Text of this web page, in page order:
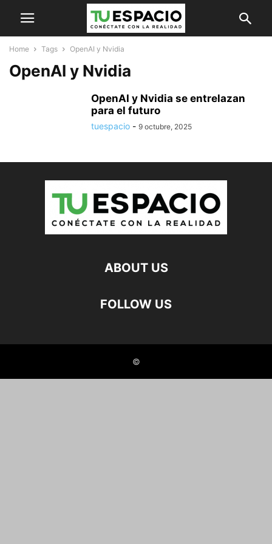
Home Tags OpenAI y Nvidia
OpenAI y Nvidia
OpenAI y Nvidia se entrelazan
para el futuro
tuespacio - 9 octubre, 2025
ABOUT US
FOLLOW US
©